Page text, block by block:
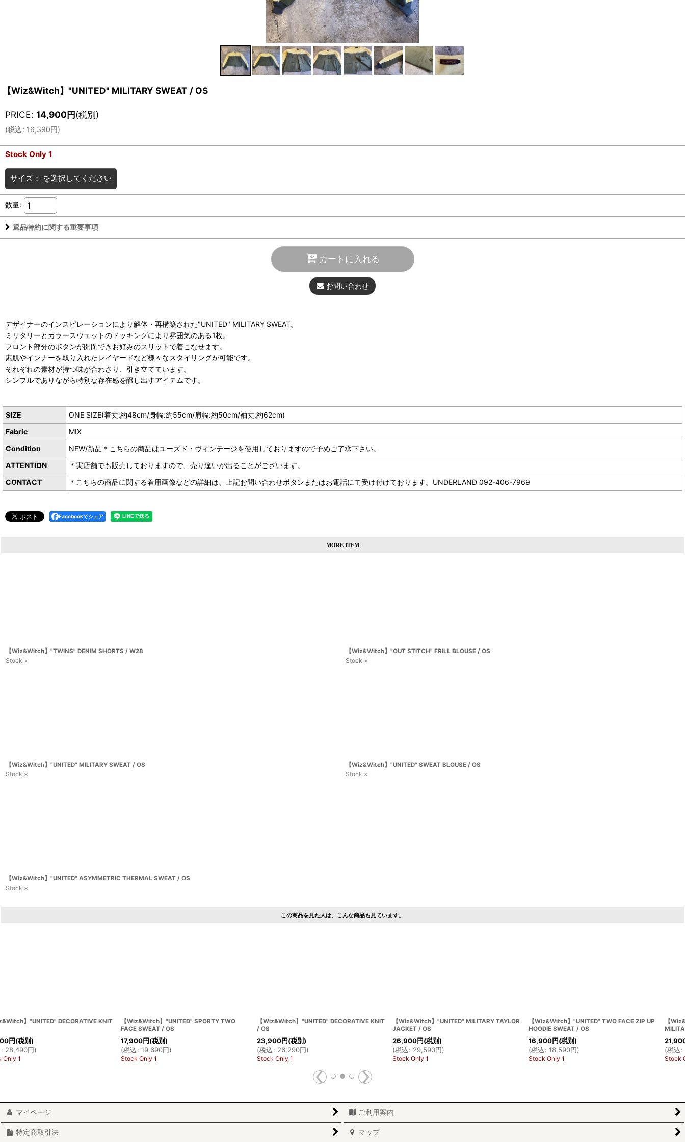
【Wiz&Witch】"UNITED" MILITARY SWEAT / OS
PRICE: 14,900円(税別)
(税込: 16,390円)
Stock Only 1
サイズ： を選択してください
数量:
返品特約に関する重要事項
カートに入れる
お問い合わせ
デザイナーのインスピレーションにより解体・再構築された"UNITED" MILITARY SWEAT。
ミリタリーとカラースウェットのドッキングにより雰囲気のある1枚。
フロント部分のボタンが開閉できお好みのスリットで着こなせます。
素肌やインナーを取り入れたレイヤードなど様々なスタイリングが可能です。
それぞれの素材が持つ味が合わさり、引き立てています。
シンプルでありながら特別な存在感を醸し出すアイテムです。
SIZE
ONE SIZE(着丈:約48cm/身幅:約55cm/肩幅:約50cm/袖丈:約62cm)
Fabric
MIX
Condition
NEW/新品＊こちらの商品はユーズド・ヴィンテージを使用しておりますので予めご了承下さい。
ATTENTION
＊実店舗でも販売しておりますので、売り違いが出ることがございます。
CONTACT
＊こちらの商品に関する着用画像などの詳細は、上記お問い合わせボタンまたはお電話にて受け付けております。UNDERLAND 092-406-7969
Facebookでシェア
MORE ITEM
【Wiz&Witch】"TWINS" DENIM SHORTS / W28
Stock ×
【Wiz&Witch】"OUT STITCH" FRILL BLOUSE / OS
Stock ×
【Wiz&Witch】"UNITED" MILITARY SWEAT / OS
Stock ×
【Wiz&Witch】"UNITED" SWEAT BLOUSE / OS
Stock ×
【Wiz&Witch】"UNITED" ASYMMETRIC THERMAL SWEAT / OS
Stock ×
この商品を見た人は、こんな商品も見ています。
【Wiz&Witch】"UNITED" PATCHWORK
21,900円
(税込: 24,090
Stock Only 1
【Wiz&Witch】"UNITED" SPORTY MILITARY
SWEAT PARKA / OS
16,900円
(税込: 18,590
Stock Only 1
【Wiz&Witch】"UNITED" BARE TULLE
12,900円
(税込: 14,190
Stock Only 1
【Wiz&Witch】"UNITED" MILITARY TAYLOR
JACKET / OS
26,900円
(税込: 29,590
Stock Only 1
【Wiz&Witch】"UNITED" TWO FACE CUT
OFF SWEAT / OS
16,900円
(税込: 18,590
Stock Only 1
マイページ ご利用案内
特定商取引法 マップ